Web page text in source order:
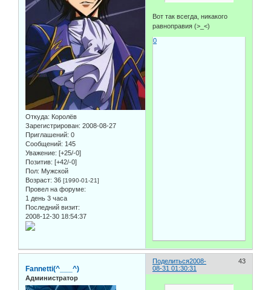
Откуда: Королёв
Зарегистрирован: 2008-08-27
Приглашений: 0
Сообщений: 145
Уважение: [+25/-0]
Позитив: [+42/-0]
Пол: Мужской
Возраст: 36 [1990-01-21]
Провел на форуме:
1 день 3 часа
Последний визит:
2008-12-30 18:54:37
Вот так всегда, никакого
равноправия (>_<)
0
Поделиться 43
2008-
08-31 01:30:31
Fannetti(^___^)
Администратор